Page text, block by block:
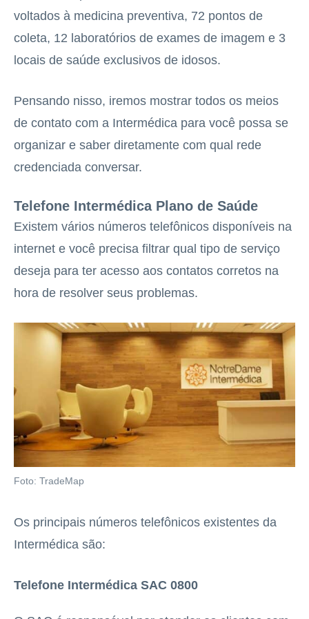
voltados à medicina preventiva, 72 pontos de
coleta, 12 laboratórios de exames de imagem e 3
locais de saúde exclusivos de idosos.
Pensando nisso, iremos mostrar todos os meios
de contato com a Intermédica para você possa se
organizar e saber diretamente com qual rede
credenciada conversar.
Telefone Intermédica Plano de Saúde
Existem vários números telefônicos disponíveis na
internet e você precisa filtrar qual tipo de serviço
deseja para ter acesso aos contatos corretos na
hora de resolver seus problemas.
Foto: TradeMap
Os principais números telefônicos existentes da
Intermédica são:
Telefone Intermédica SAC 0800